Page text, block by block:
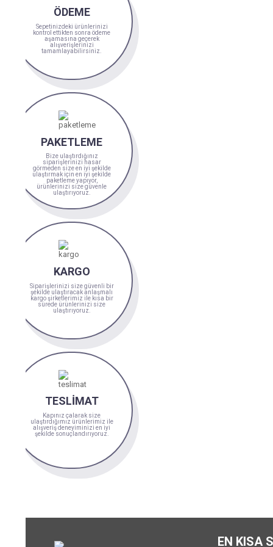
ÖDEME
Sepetinizdeki ürünlerinizi
kontrol ettikten sonra ödeme
aşamasına geçerek
alışverişlerinizi
tamamlayabilirsiniz.
PAKETLEME
Bize ulaştırdığınız
siparişlerinizi hasar
görmeden size en iyi şekilde
ulaştırmak için en iyi şekilde
paketleme yapıyor,
ürünlerinizi size güvenle
ulaştırıyoruz.
KARGO
Siparişlerinizi size güvenli bir
şekilde ulaştıracak anlaşmalı
kargo şirketlerimiz ile kısa bir
sürede ürünlerinizi size
ulaştırıyoruz.
TESLİMAT
Kapınız çalarak size
ulaştırdığımız ürünlerimiz ile
alışveriş deneyiminizi en iyi
şekilde sonuçlandırıyoruz.
EN KISA